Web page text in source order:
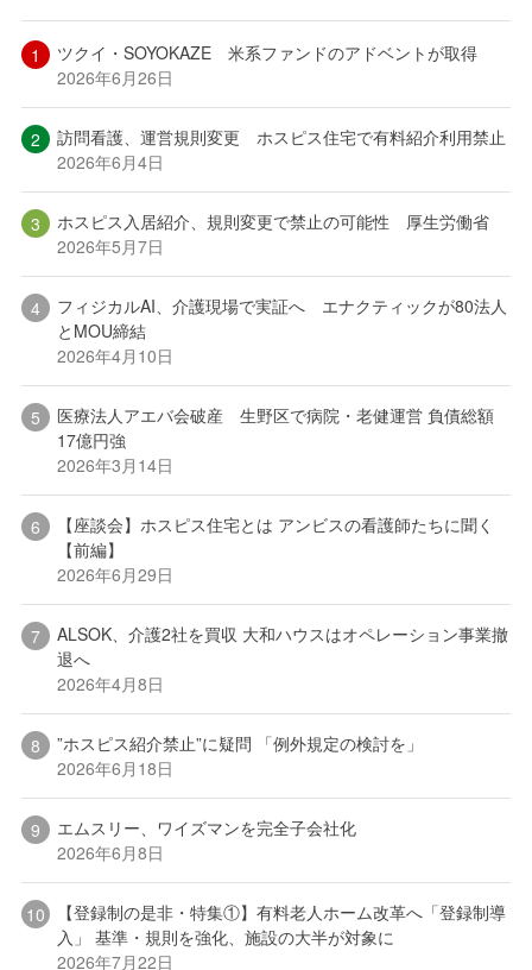
ツクイ・SOYOKAZE 米系ファンドのアドベントが取得
2026年6月26日
訪問看護、運営規則変更 ホスピス住宅で有料紹介利用禁止
2026年6月4日
ホスピス入居紹介、規則変更で禁止の可能性 厚生労働省
2026年5月7日
フィジカルAI、介護現場で実証へ エナクティックが80法人
とMOU締結
2026年4月10日
医療法人アエバ会破産 生野区で病院・老健運営 負債総額
17億円強
2026年3月14日
【座談会】ホスピス住宅とは アンビスの看護師たちに聞く
【前編】
2026年6月29日
ALSOK、介護2社を買収 大和ハウスはオペレーション事業撤
退へ
2026年4月8日
”ホスピス紹介禁止”に疑問 「例外規定の検討を」
2026年6月18日
エムスリー、ワイズマンを完全子会社化
2026年6月8日
【登録制の是非・特集①】有料老人ホーム改革へ「登録制導
入」 基準・規則を強化、施設の大半が対象に
2026年7月22日